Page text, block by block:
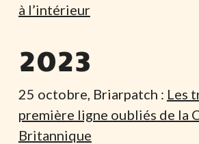
à l’intérieur
2023
25 octobre, Briarpatch : Les
première ligne oubliés de la
Britannique